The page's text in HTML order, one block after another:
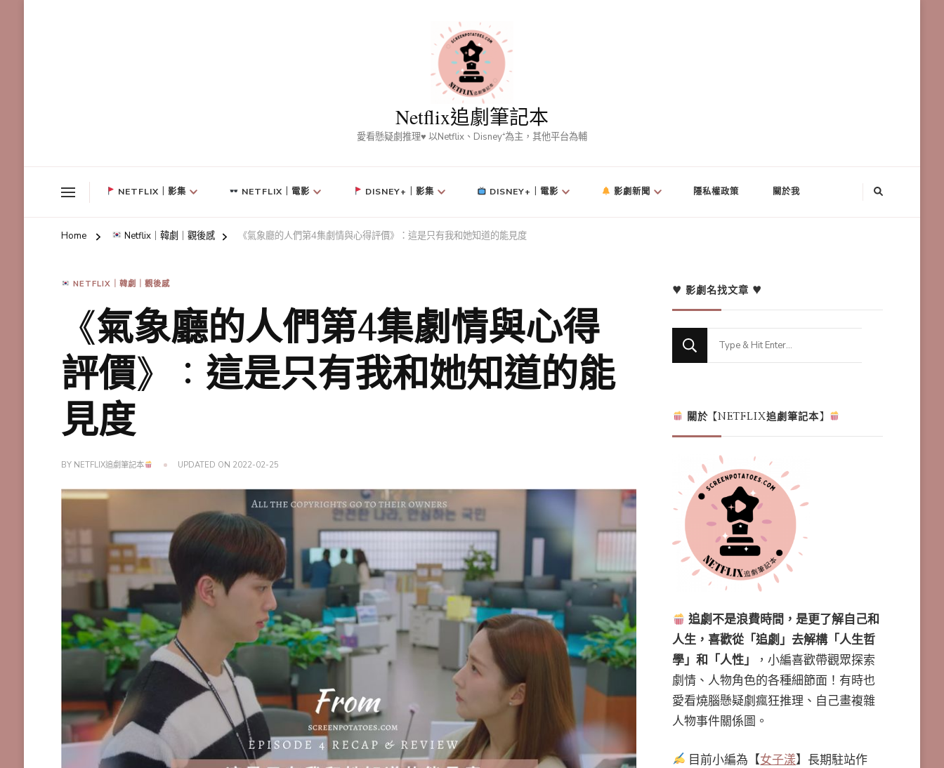
Netflix追劇筆記本
愛看懸疑劇推理♥ 以Netflix、Disney⁺為主，其他平台為輔
NETFLIX｜影集 NETFLIX｜電影 DISNEY+｜影集 DISNEY+｜電影 影劇新聞 隱私權政策 關於我
Home Netflix｜韓劇｜觀後感 《氣象廳的人們第4集劇情與心得評價》：這是只有我和她知道的能見度
NETFLIX｜韓劇｜觀後感
《氣象廳的人們第4集劇情與心得
評價》：這是只有我和她知道的能
見度
BY NETFLIX追劇筆記本 UPDATED ON 2022-02-25
♥ 影劇名找文章 ♥
Looking
關於【NETFLIX追劇筆記本】
追劇不是浪費時間，是更了解自己和
人生，喜歡從「追劇」去解構「人生哲
學」和「人性」
，小編喜歡帶觀眾探索
劇情、人物角色的各種細節面！有時也
愛看燒腦懸疑劇瘋狂推理、自己畫複雜
人物事件關係圖。
目前小編為【女子漾】長期駐站作